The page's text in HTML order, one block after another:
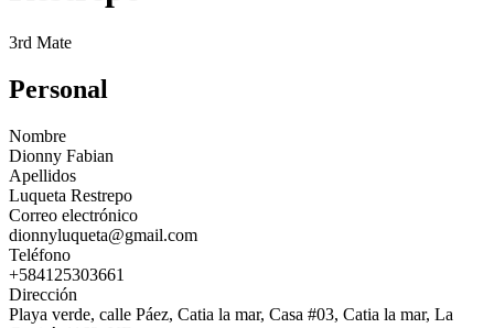
3rd Mate
Personal
Nombre
Dionny Fabian
Apellidos
Luqueta Restrepo
Correo electrónico
dionnyluqueta@gmail.com
Teléfono
+584125303661
Dirección
Playa verde, calle Páez, Catia la mar, Casa #03, Catia la mar, La